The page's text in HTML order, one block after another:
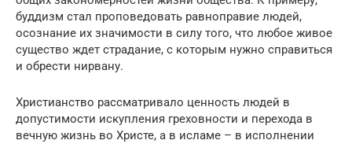
буддизм стал проповедовать равноправие людей,
осознание их значимости в силу того, что любое живое
существо ждет страдание, с которым нужно справиться
и обрести нирвану.
Христианство рассматривало ценность людей в
допустимости искупления греховности и перехода в
вечную жизнь во Христе, а в исламе – в исполнении